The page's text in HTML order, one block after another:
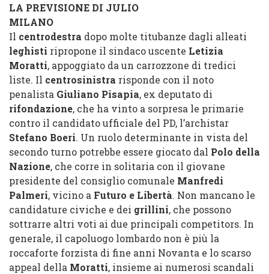
LA PREVISIONE DI JULIO
MILANO
Il centrodestra dopo molte titubanze dagli alleati
leghisti ripropone il sindaco uscente Letizia
Moratti, appoggiato da un carrozzone di tredici
liste. Il centrosinistra risponde con il noto
penalista Giuliano Pisapia, ex deputato di
rifondazione, che ha vinto a sorpresa le primarie
contro il candidato ufficiale del PD, l’archistar
Stefano Boeri. Un ruolo determinante in vista del
secondo turno potrebbe essere giocato dal Polo della
Nazione, che corre in solitaria con il giovane
presidente del consiglio comunale Manfredi
Palmeri, vicino a Futuro e Libertà. Non mancano le
candidature civiche e dei grillini, che possono
sottrarre altri voti ai due principali competitors. In
generale, il capoluogo lombardo non è più la
roccaforte forzista di fine anni Novanta e lo scarso
appeal della Moratti, insieme ai numerosi scandali